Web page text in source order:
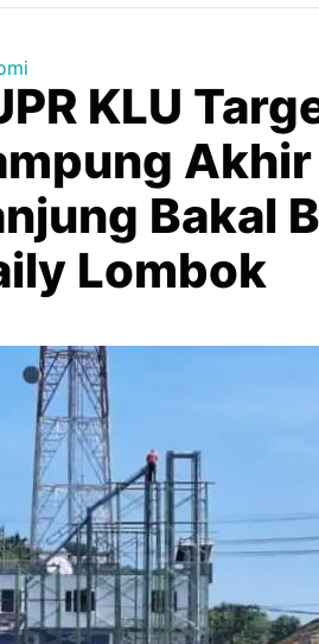
KLU
Bakal
Lombok